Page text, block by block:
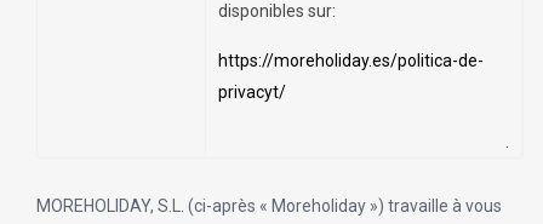
disponibles sur:
https://moreholiday.es/politica-de-
privacyt/
MOREHOLIDAY, S.L. (ci-après « Moreholiday ») travaille à vous